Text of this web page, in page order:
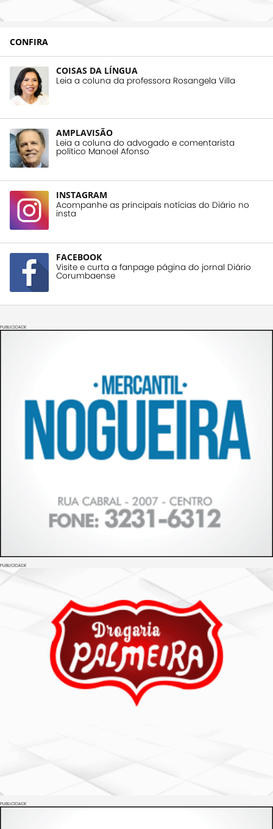
CONFIRA
COISAS DA LÍNGUA
Leia a coluna da professora Rosangela Villa
AMPLAVISÃO
Leia a coluna do advogado e comentarista
político Manoel Afonso
INSTAGRAM
Acompanhe as principais notícias do Diário no
insta
FACEBOOK
Visite e curta a fanpage página do jornal Diário
Corumbaense
PUBLICIDADE
PUBLICIDADE
PUBLICIDADE